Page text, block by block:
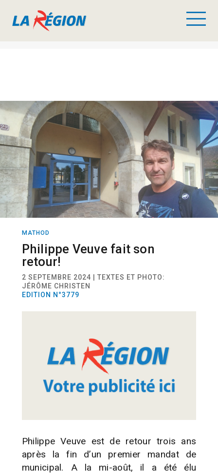
MATHOD
Philippe Veuve fait son
retour!
2 SEPTEMBRE 2024 | TEXTES ET PHOTO:
JÉRÔME CHRISTEN
EDITION N°3779
Philippe Veuve est de retour trois ans
après la fin d’un premier mandat de
municipal. A la mi-août, il a été élu